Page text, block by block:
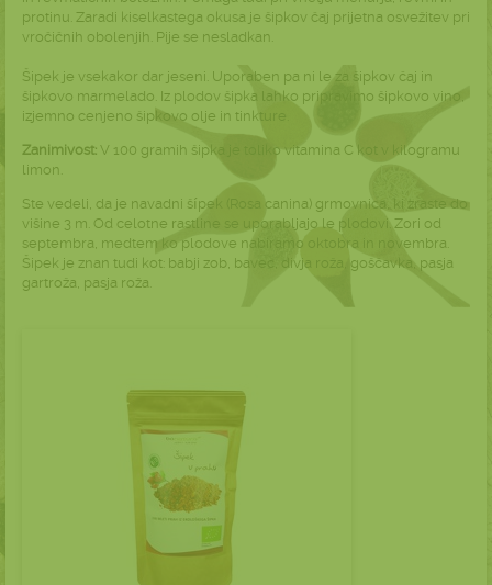
protinu. Zaradi kiselkastega okusa je šipkov čaj prijetna osvežitev pri
vročičnih obolenjih. Pije se nesladkan.
Šipek je vsekakor dar jeseni. Uporaben pa ni le za šipkov čaj in
šipkovo marmelado. Iz plodov šipka lahko pripravimo šipkovo vino,
izjemno cenjeno šipkovo olje in tinkture.
Zanimivost: V 100 gramih šipka je toliko vitamina C kot v kilogramu
limon.
Ste vedeli, da je navadni šípek (Rosa canina) grmovnica, ki zraste do
višine 3 m. Od celotne rastline se uporabljajo le plodovi. Zori od
septembra, medtem ko plodove nabiramo oktobra in novembra.
Šipek je znan tudi kot: babji zob, bavec, divja roža, goščavka, pasja
gartroža, pasja roža.